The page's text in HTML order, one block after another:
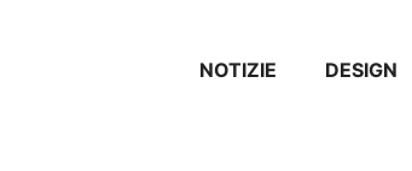
NOTIZIE DESIGN